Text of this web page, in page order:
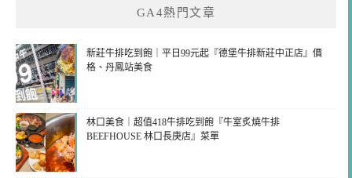
GA4熱門文章
新莊牛排吃到飽｜平日99元起『德堡牛排新莊中正店』價
格、丹鳳站美食
林口美食｜超值418牛排吃到飽『牛室炙燒牛排
BEEFHOUSE 林口長庚店』菜單